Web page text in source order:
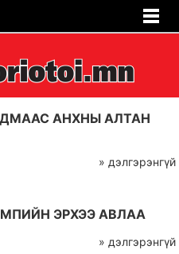
АНХНЫ АЛТАН
» дэлгэрэнгүй
ЭРХЭЭ АВЛАА
» дэлгэрэнгүй